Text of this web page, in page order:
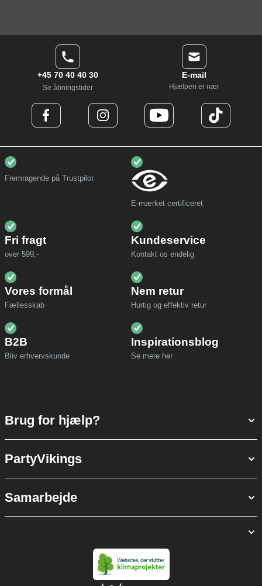
+45 70 40 40 30
Se åbningstider
E-mail
Hjælpen er nær
Fremragende på Trustpilot
E-mærket certificeret
Fri fragt
over 599,-
Kundeservice
Kontakt os endelig
Vores formål
Fællesskab
Nem retur
Hurtig og effektiv retur
B2B
Bliv erhvervskunde
Inspirationsblog
Se mere her
Brug for hjælp?
PartyVikings
Samarbejde